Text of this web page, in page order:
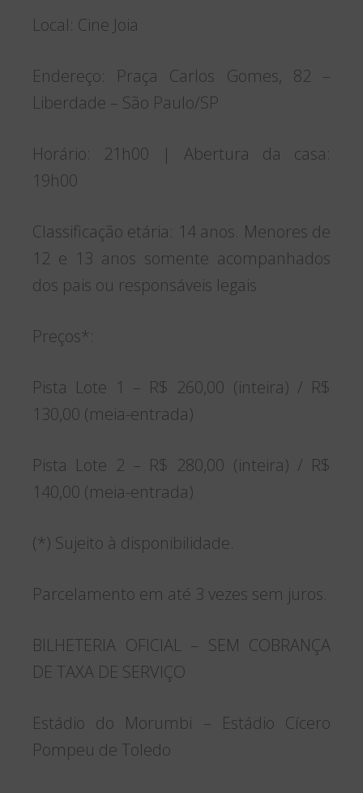
Local: Cine Joia
Endereço: Praça Carlos Gomes, 82 –
Liberdade – São Paulo/SP
Horário: 21h00 | Abertura da casa:
19h00
Classificação etária: 14 anos. Menores de
12 e 13 anos somente acompanhados
dos pais ou responsáveis legais
Preços*:
Pista Lote 1 – R$ 260,00 (inteira) / R$
130,00 (meia-entrada)
Pista Lote 2 – R$ 280,00 (inteira) / R$
140,00 (meia-entrada)
(*) Sujeito à disponibilidade.
Parcelamento em até 3 vezes sem juros.
BILHETERIA OFICIAL – SEM COBRANÇA
DE TAXA DE SERVIÇO
Estádio do Morumbi – Estádio Cícero
Pompeu de Toledo